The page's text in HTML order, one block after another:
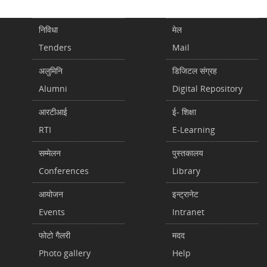
निविधा
Tenders
अलुमिनि
Alumni
आरटीआई
RTI
सम्मेलन
Conferences
आयोजन
Events
फोटो गैलरी
Photo gallery
मेल
Mail
डिजिटल संग्रह
Digital Repository
ई- शिक्षा
E-Learning
पुस्तकालय
Library
इन्ट्रानेट
Intranet
मदद
Help